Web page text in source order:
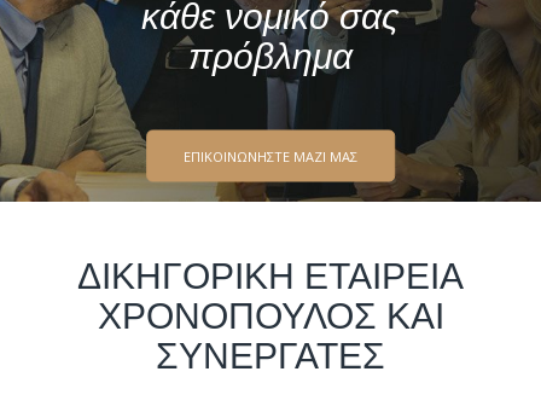
κάθε νομικό σας
πρόβλημα
ΕΠΙΚΟΙΝΩΝΗΣΤΕ ΜΑΖΙ ΜΑΣ
ΔΙΚΗΓΟΡΙΚΗ ΕΤΑΙΡΕΙΑ
ΧΡΟΝΟΠΟΥΛΟΣ ΚΑΙ
ΣΥΝΕΡΓΑΤΕΣ